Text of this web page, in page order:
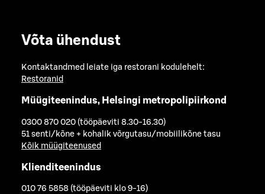
Võta ühendust
Kontaktandmed leiate iga restorani kodulehelt:
Restoranid
Müügiteenindus, Helsingi metropolipiirkond
0300 870 020 (tööpäeviti 8.30-16.30)
51 senti/kõne + kohalik võrgutasu/mobiilikõne tasu
Kõik müügiteenused
Klienditeenindus
010 76 5858 (tööpäeviti klo 9-16)